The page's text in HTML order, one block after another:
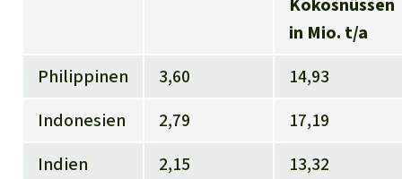
in Mio. t/a
Philippinen
3,60
14,93
Indonesien
2,79
17,19
Indien
2,15
13,32